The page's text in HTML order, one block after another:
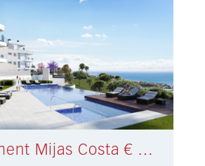
Appartement Mijas Costa € 779.900,-